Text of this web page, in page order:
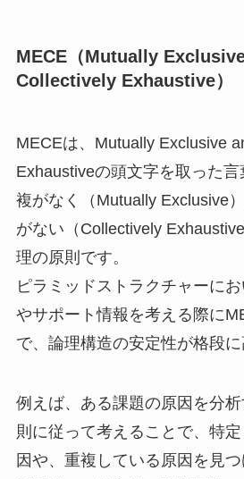
MECE（Mutually
Collectively Exhaustive）
MECEは、Mutually Exclusive
Exhaustiveの頭文字を取った
複がなく（Mutually Exclusive
がない（Collectively
理の原則です。
ピラミッドストラクチャーに
やサポート情報を考える際に
で、論理構造の安定性が格段に
例えば、ある課題の原因を分
則に従って考えることで、特
因や、重複している原因を見つ